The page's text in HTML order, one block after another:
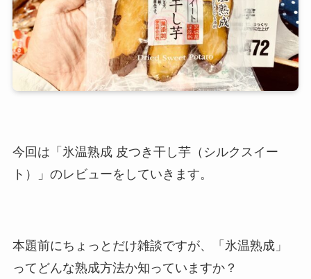
今回は「氷温熟成 皮つき干し芋（シルクスイー
ト）」のレビューをしていきます。
本題前にちょっとだけ雑談ですが、「氷温熟成」
ってどんな熟成方法か知っていますか？